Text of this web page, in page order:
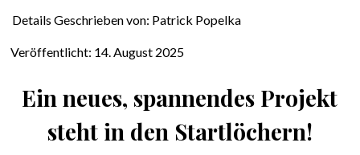
Details Geschrieben von: Patrick Popelka
Veröffentlicht: 14. August 2025
Ein neues, spannendes Projekt
steht in den Startlöchern!